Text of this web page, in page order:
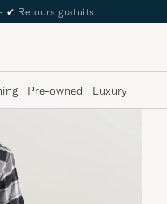
✔ Retours gratuits
Pre-owned Luxury